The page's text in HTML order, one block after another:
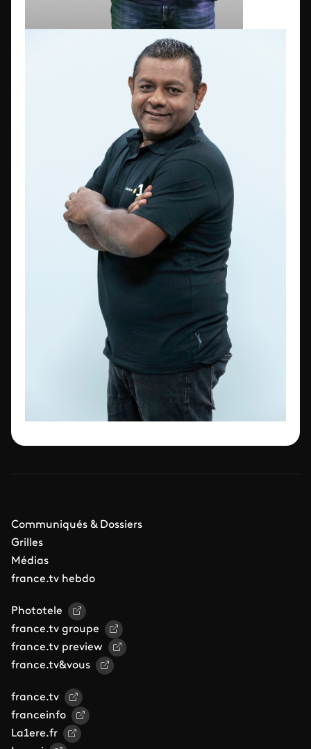
Communiqués & Dossiers
Grilles
Médias
france.tv hebdo
Phototele
france.tv groupe
france.tv preview
france.tv&vous
france.tv
franceinfo
La1ere.fr